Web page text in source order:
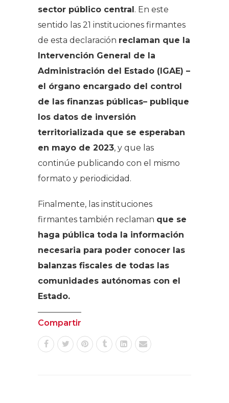
sector público central . En este
sentido las 21 instituciones firmantes
de esta declaración reclaman que la
Intervención General de la
Administración del Estado (IGAE) –
el órgano encargado del control
de las finanzas públicas– publique
los datos de inversión
territorializada que se esperaban
en mayo de 2023, y que las
continúe publicando con el mismo
formato y periodicidad.
Finalmente, las instituciones
firmantes también reclaman que se
haga pública toda la información
necesaria para poder conocer las
balanzas fiscales de todas las
comunidades autónomas con el
Estado.
Compartir